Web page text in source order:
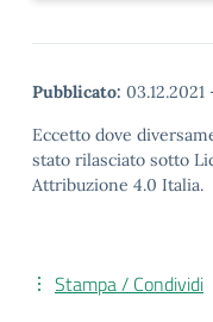
Pubblicato: 03.12.2021
Eccetto dove
stato rilasciato sotto
Attribuzione 4.0 Italia.
Stampa / Condividi